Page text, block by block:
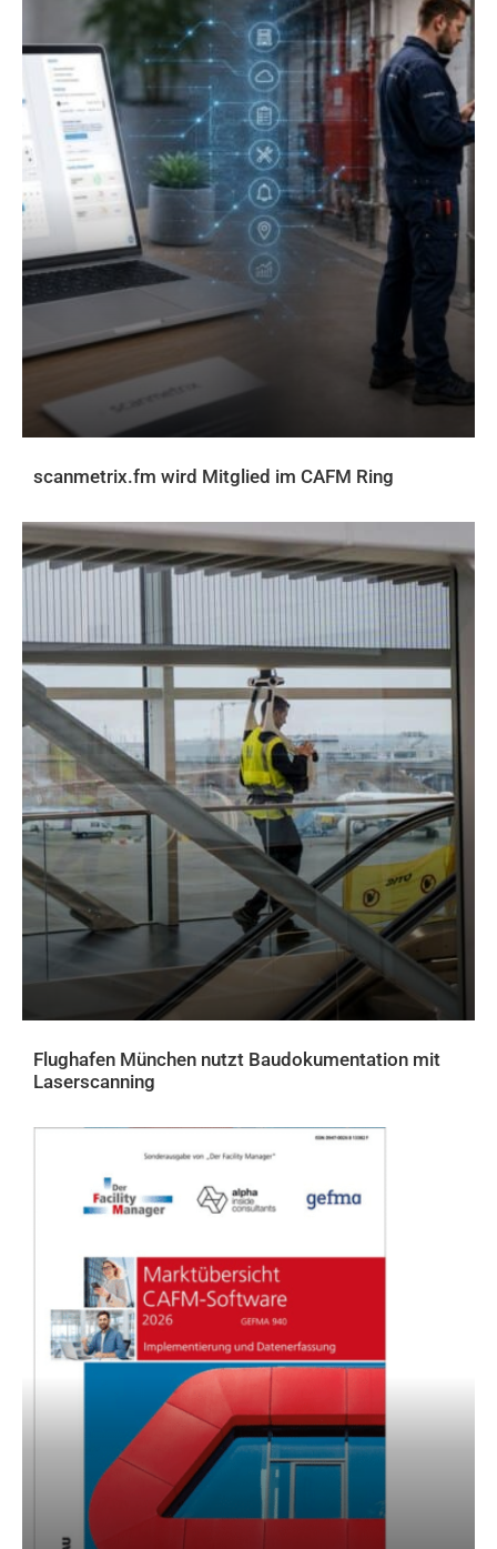
scanmetrix.fm wird Mitglied im CAFM Ring
Flughafen München nutzt Baudokumentation mit
Laserscanning